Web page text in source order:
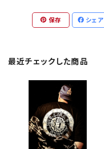
保存 シェア
最近チェックした商品